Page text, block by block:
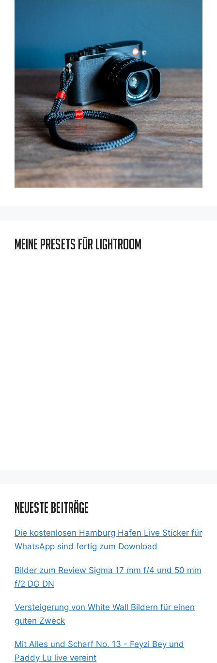
Meine Presets für Lightroom
Neueste Beiträge
Die kostenlosen Hamburg Hafen Live Sticker für
WhatsApp sind fertig zum Download
Bilder zum Review Sigma 17 mm f/4 und 50 mm
f/2 DG DN
Versteigerung von White Wall Bildern für einen
guten Zweck
Mit Alles und Scharf No. 13 - Feyzi Bey und
Paddy Lu live vereint